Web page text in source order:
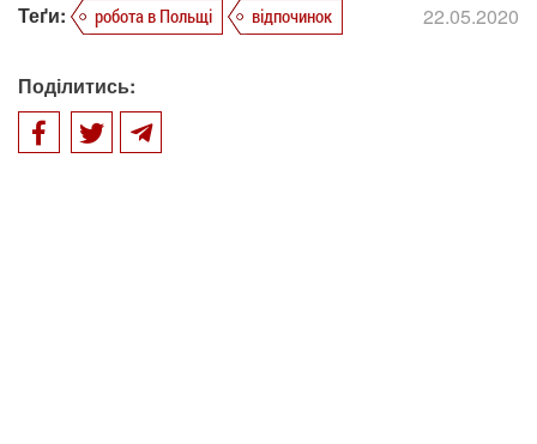
Теґи: робота в Польщі відпочинок 22.05.2020
Поділитись: